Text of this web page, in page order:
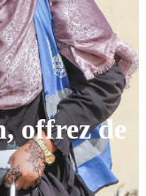
offrez de